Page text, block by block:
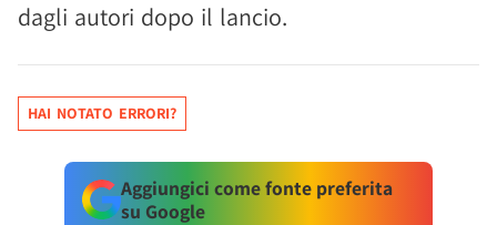
dagli autori dopo il lancio.
HAI NOTATO ERRORI?
Aggiungici come fonte preferita
su Google